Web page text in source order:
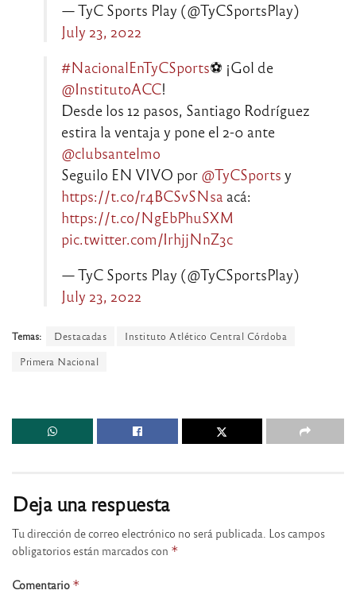
— TyC Sports Play (@TyCSportsPlay)
July 23, 2022
#NacionalEnTyCSports⚽ ¡Gol de
@InstitutoACC!
Desde los 12 pasos, Santiago Rodríguez
estira la ventaja y pone el 2-0 ante
@clubsantelmo
Seguilo EN VIVO por @TyCSports y
https://t.co/r4BCSvSNsa acá:
https://t.co/NgEbPhuSXM
pic.twitter.com/IrhjjNnZ3c
— TyC Sports Play (@TyCSportsPlay)
July 23, 2022
Temas: Destacadas
Instituto Atlético Central Córdoba
Primera Nacional
Deja una respuesta
Tu dirección de correo electrónico no será publicada. Los campos
obligatorios están marcados con *
Comentario *